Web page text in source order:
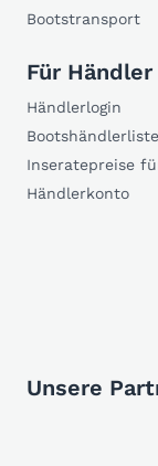
Bootstransport
Für Händler
Händlerlogin
Bootshändlerliste
Inseratepreise
Händlerkonto
Unsere